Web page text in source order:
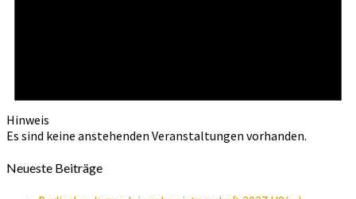
Hinweis
Es sind keine anstehenden Veranstaltungen vorhanden.
Neueste Beiträge